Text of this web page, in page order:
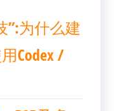
”:为什么建
Codex /